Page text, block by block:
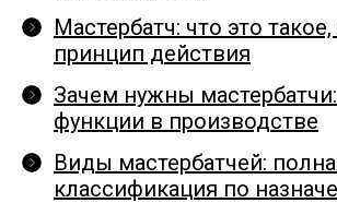
Мастербатч: что это
принцип действия
Зачем нужны
функции в производстве
Виды мастербатчей:
классификация по